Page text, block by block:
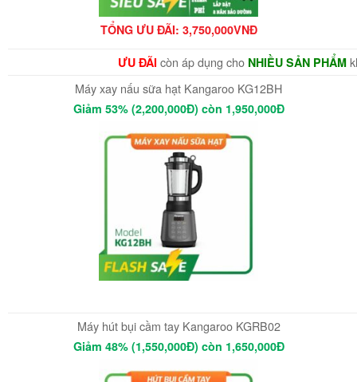
TỔNG ƯU ĐÃI: 3,750,000VNĐ
ƯU ĐÃI còn áp dụng cho NHIỀU SẢN PHẨM
Máy xay nấu sữa hạt Kangaroo KG12BH
Giảm 53% (2,200,000Đ) còn 1,950,000Đ
Máy hút bụi cầm tay Kangaroo KGRB02
Giảm 48% (1,550,000Đ) còn 1,650,000Đ